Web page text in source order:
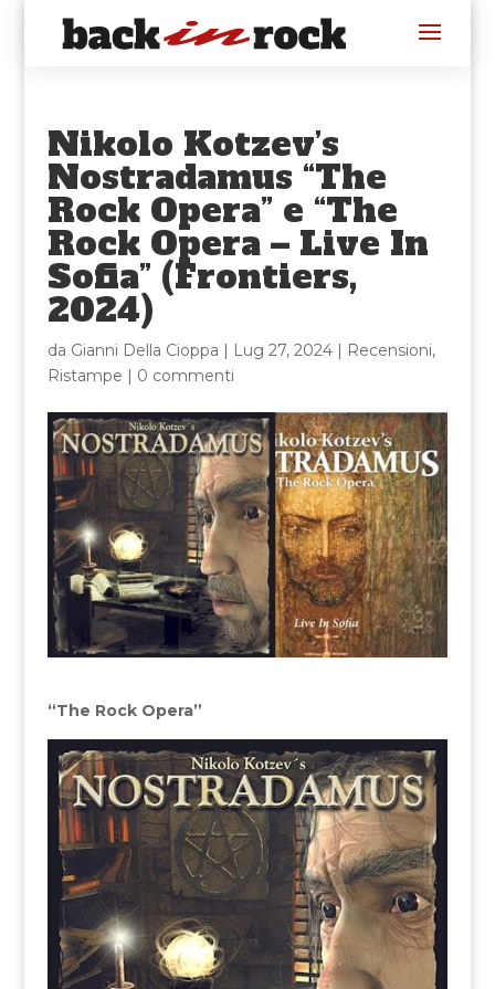
Nikolo Kotzev’s
Nostradamus “The
Rock Opera” e “The
Rock Opera – Live In
Sofia” (Frontiers,
2024)
da Gianni Della Cioppa | Lug 27, 2024| Recensioni,
Ristampe | 0 commenti
“The Rock Opera”